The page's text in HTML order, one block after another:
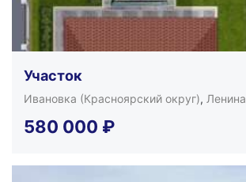
Участок
Ивановка (Красноярский округ), Ленина
580 000 ₽